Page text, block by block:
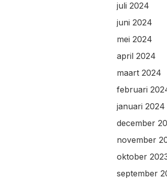
juli 2024
juni 2024
mei 2024
april 2024
maart 2024
februari
januari 2024
december
november
oktober
september